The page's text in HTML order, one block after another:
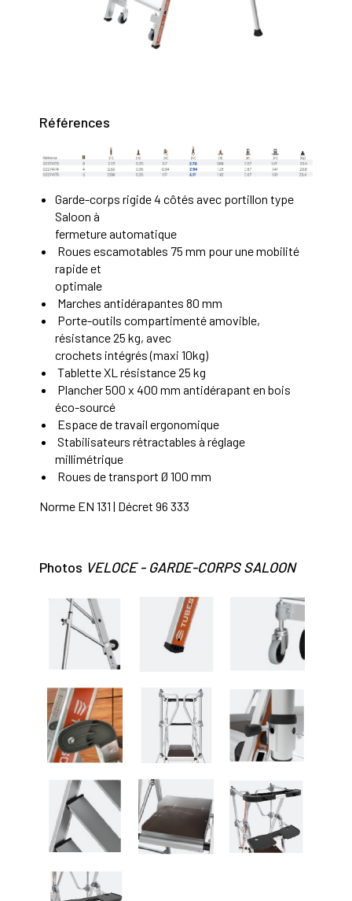
Références
Garde-corps rigide 4 côtés avec portillon type
Saloon à
fermeture automatique
Roues escamotables 75 mm pour une mobilité
rapide et
optimale
Marches antidérapantes 80 mm
Porte-outils compartimenté amovible,
résistance 25 kg, avec
crochets intégrés (maxi 10kg)
Tablette XL résistance 25 kg
Plancher 500 x 400 mm antidérapant en bois
éco-sourcé
Espace de travail ergonomique
Stabilisateurs rétractables à réglage
millimétrique
Roues de transport Ø 100 mm
Norme EN 131 | Décret 96 333
Photos VELOCE - GARDE-CORPS SALOON